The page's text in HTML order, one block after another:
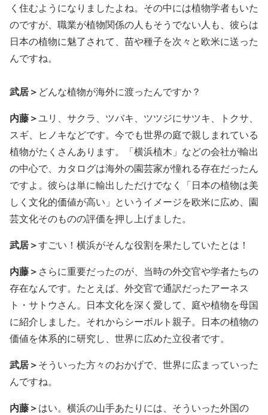
く住むようになりましたよね。その中には植物学者もいた
のですが、職業が植物関係の人もそうでない人も、彼らは
日本の植物に魅了されて、苗や種子を次々と欧米に送った
んですね。
武居＞ どんな植物が海外に渡ったんですか？
内藤＞ユリ、サクラ、ツバキ、ツツジにサツキ、トクサ、
スギ、ヒノキなどです。今でも世界の庭で親しまれている
植物がたくさんあります。「横浜植木」などの会社が輸出
の中心で、カタログは海外の園芸家が憧れる存在だったん
ですよ。彼らは単に輸出しただけでなく「日本の植物は美
しく文化的価値が高い」というイメージを欧米に広め、園
芸文化そのものの評価を押し上げました。
武居＞すごい！横浜がそんな役割を果たしていたとは！
内藤＞ さらに重要だったのが、当時の外交官や学者たちの
存在なんです。たとえば、外交官で通訳だったアーネス
ト・サトウさん。日本文化を深く愛して、庭や植物を母国
に紹介しました。それからシーボルト親子。日本の植物の
価値を体系的に研究し、世界に広めた立役者です。
武居＞そういった方々のおかげで、世界に広まっていった
んですね。
内藤＞はい。横浜の山手あたりには、そういった外国の